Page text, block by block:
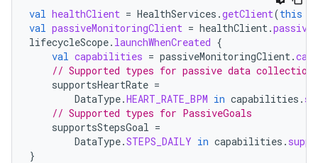
val healthClient = HealthServices .getClient(this
val passiveMonitoringClient = healthClient.
lifecycleScope. launchWhenCreated {
val capabilities = passiveMonitoringClient.
// Supported types for passive data collection
supportsHeartRate =
DataType.HEART_RATE_BPM in capabilities .
// Supported types for PassiveGoals
supportsStepsGoal =
DataType.STEPS_DAILY in capabilities .
}